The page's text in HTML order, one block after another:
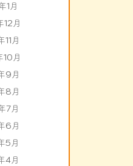
1月
月
月
月
9月
8月
7月
6月
5月
4月